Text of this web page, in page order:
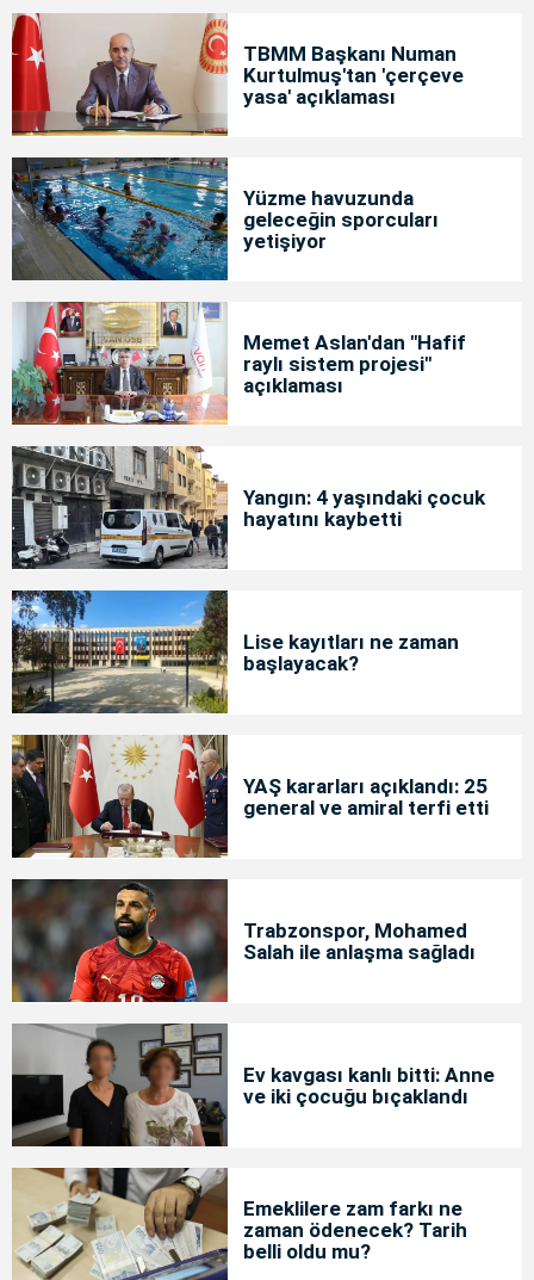
TBMM Başkanı Numan
Kurtulmuş'tan 'çerçeve
yasa' açıklaması
Yüzme havuzunda
geleceğin sporcuları
yetişiyor
Memet Aslan'dan "Hafif
raylı sistem projesi"
açıklaması
Yangın: 4 yaşındaki çocuk
hayatını kaybetti
Lise kayıtları ne zaman
başlayacak?
YAŞ kararları açıklandı: 25
general ve amiral terfi etti
Trabzonspor, Mohamed
Salah ile anlaşma sağladı
Ev kavgası kanlı bitti: Anne
ve iki çocuğu bıçaklandı
Emeklilere zam farkı ne
zaman ödenecek? Tarih
belli oldu mu?